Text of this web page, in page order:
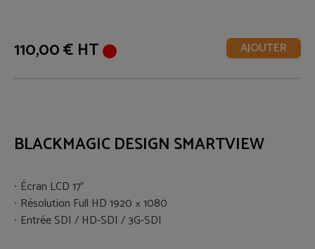
110,00 € HT AJOUTER
BLACKMAGIC DESIGN SMARTVIEW
Écran LCD 17"
Résolution Full HD 1920 × 1080
Entrée SDI / HD-SDI / 3G-SDI